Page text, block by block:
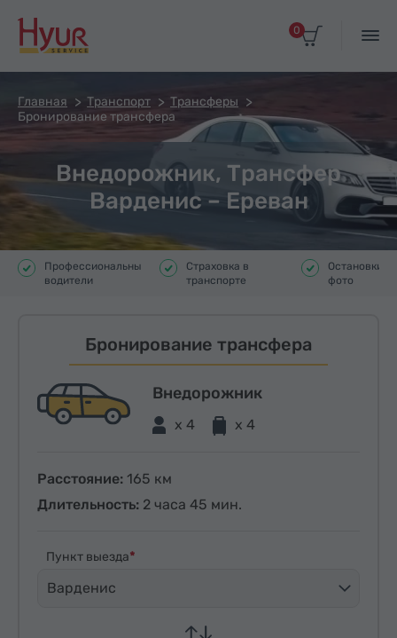
0
Главная Транспорт
Трансферы
Бронирование трансфера
Внедорожник, Трансфер
Варденис – Ереван
Профессиональные
водители
Страховка в
транспорте
Остановки
фото
Бронирование трансфера
Внедорожник
x 4 x 4
Расстояние: 165 км
Длительность: 2 часа 45 мин.
Пункт выезда
Варденис